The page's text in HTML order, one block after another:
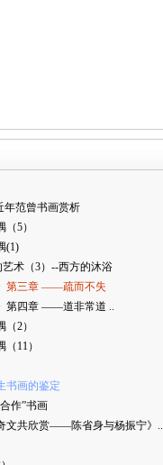
年范曾书画赏析
（5）
(1)
艺术（3）--西方的沐浴
第三章 ——疏而不失
第四章 ——道非常道 ..
（2）
11）
书画的鉴定
作”书画
文共欣赏——陈省身与杨振宁》..